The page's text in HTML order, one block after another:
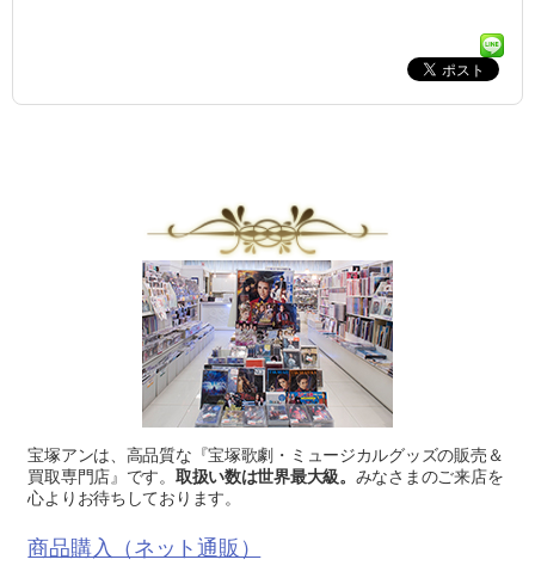
宝塚アンは、高品質な『宝塚歌劇・ミュージカルグッズの販売＆
買取専門店』です。 取扱い数は世界最大級。 みなさまのご来店を
心よりお待ちしております。
商品購入（ネット通販）